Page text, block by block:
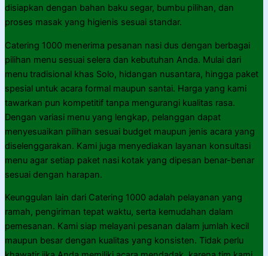
disiapkan dengan bahan baku segar, bumbu pilihan, dan
proses masak yang higienis sesuai standar.
Catering 1000 menerima pesanan nasi dus dengan berbagai
pilihan menu sesuai selera dan kebutuhan Anda. Mulai dari
menu tradisional khas Solo, hidangan nusantara, hingga paket
spesial untuk acara formal maupun santai. Harga yang kami
tawarkan pun kompetitif tanpa mengurangi kualitas rasa.
Dengan variasi menu yang lengkap, pelanggan dapat
menyesuaikan pilihan sesuai budget maupun jenis acara yang
diselenggarakan. Kami juga menyediakan layanan konsultasi
menu agar setiap paket nasi kotak yang dipesan benar-benar
sesuai dengan harapan.
Keunggulan lain dari Catering 1000 adalah pelayanan yang
ramah, pengiriman tepat waktu, serta kemudahan dalam
pemesanan. Kami siap melayani pesanan dalam jumlah kecil
maupun besar dengan kualitas yang konsisten. Tidak perlu